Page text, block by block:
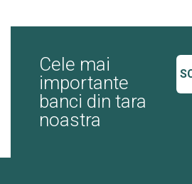
Cele mai
importante
banci din tara
noastra